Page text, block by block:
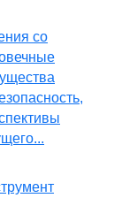
со